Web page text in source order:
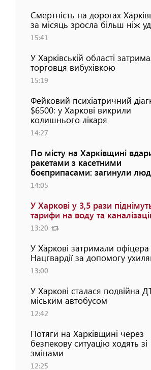
Смертність на дорогах
за місяць зросла більш ніж
15:41
У Харківській області
торговця вибухівкою
15:19
Фейковий психіатричний
$6500: у Харкові викрили
колишнього лікаря
14:27
По місту на Харківщині
ракетами з касетними
боєприпасами: загинули
14:05
У Харкові у 3,5 рази
тарифи на воду та
13:20
У Харкові затримали офіцера
Нацгвардії за допомогу
13:00
У Харкові сталася подвійна
міським автобусом
12:42
Потяги на Харківщині через
безпекову ситуацію ходять зі
змінами
12:25